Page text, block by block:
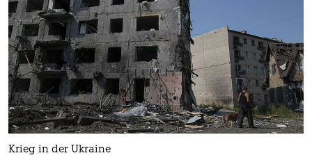
Krieg in der Ukraine